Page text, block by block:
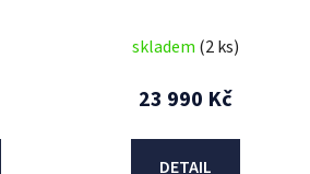
skladem (2 ks)
23 990 Kč
DETAIL